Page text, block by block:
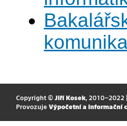
Copyright © Jiří Kosek, 2010–2022
Provozuje Výpočetní a informační